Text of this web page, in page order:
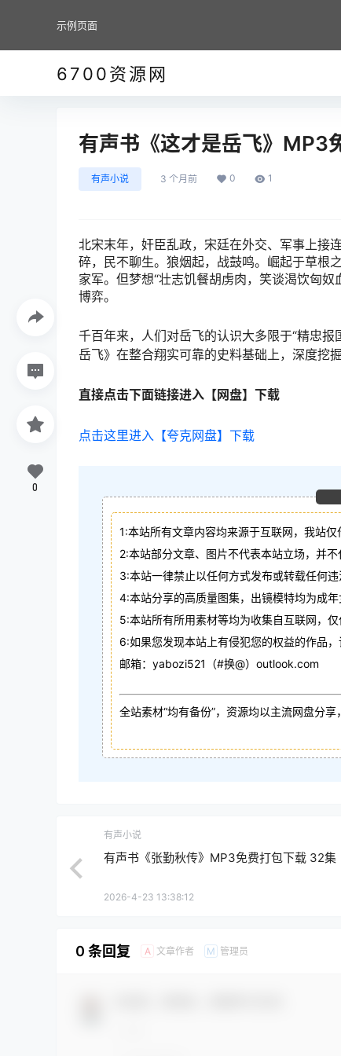
示例页面
6700资源网
有声书《这才是岳飞》MP3
有声小说 3 个月前 0 1
北宋末年，奸臣乱政，宋廷在外交、军事上接
碎，民不聊生。狼烟起，战鼓鸣。崛起于草根
家军。但梦想“壮志饥餐胡虏肉，笑谈渴饮匈
博弈。
千百年来，人们对岳飞的认识大多限于“精忠
岳飞》在整合翔实可靠的史料基础上，深度挖
直接点击下面链接进入【网盘】下载
点击这里进入【夸克网盘】下载
1:本站所有文章内容均来源于互联网，我站
2:本站部分文章、图片不代表本站立场，并
3:本站一律禁止以任何方式发布或转载任何
4:本站分享的高质量图集，出镜模特均为成
5:本站所有所用素材等均为收集自互联网，
6:如果您发现本站上有侵犯您的权益的作品
邮箱：yabozi521（#换@）outlook.com
全站素材“均有备份”，资源均以主流网盘分
0
有声小说
有声书《张勤秋传》MP3免费打包下载 32集
2026-4-23 13:38:12
0 条回复 A 文章作者 M 管理员